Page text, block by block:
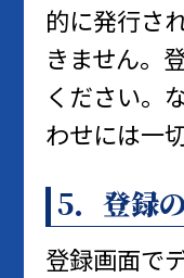
的に発行さ
きません。
ください。
わせには一
5．登録
登録画面で